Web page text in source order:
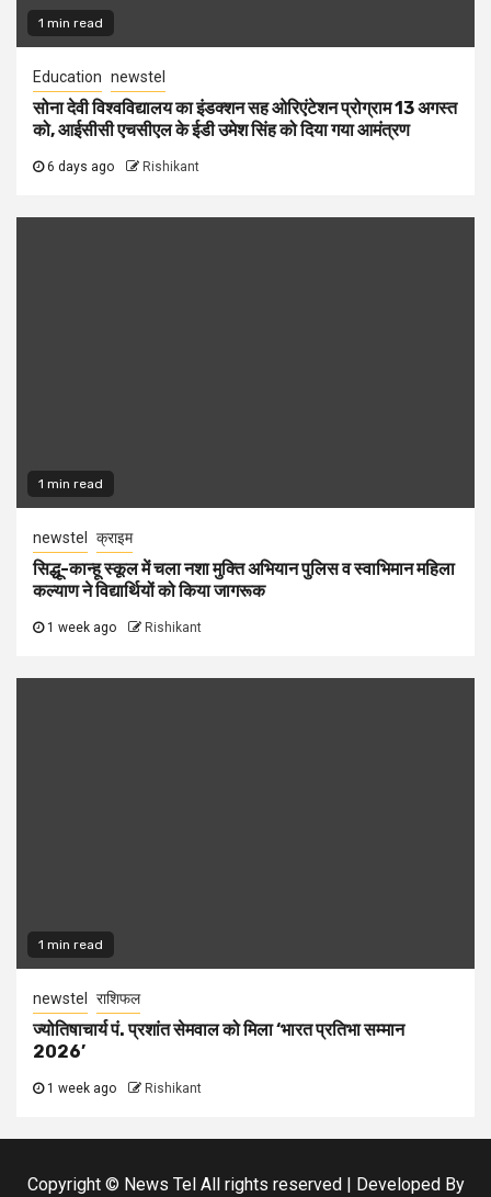
1 min read
Education newstel
सोना देवी विश्वविद्यालय का इंडक्शन सह ओरिएंटेशन प्रोग्राम 13 अगस्त
को, आईसीसी एचसीएल के ईडी उमेश सिंह को दिया गया आमंत्रण
6 days ago Rishikant
1 min read
newstel क्राइम
सिद्धू-कान्हू स्कूल में चला नशा मुक्ति अभियान पुलिस व स्वाभिमान महिला
कल्याण ने विद्यार्थियों को किया जागरूक
1 week ago Rishikant
1 min read
newstel राशिफल
ज्योतिषाचार्य पं. प्रशांत सेमवाल को मिला ‘भारत प्रतिभा सम्मान
2026’
1 week ago Rishikant
Copyright © News Tel All rights reserved | Developed By